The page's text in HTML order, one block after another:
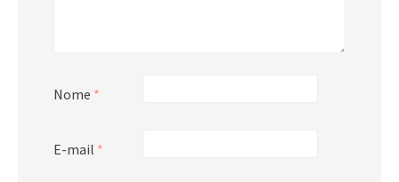
Nome *
E-mail *